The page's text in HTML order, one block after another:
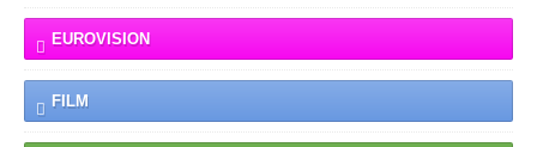
EUROVISION
FILM